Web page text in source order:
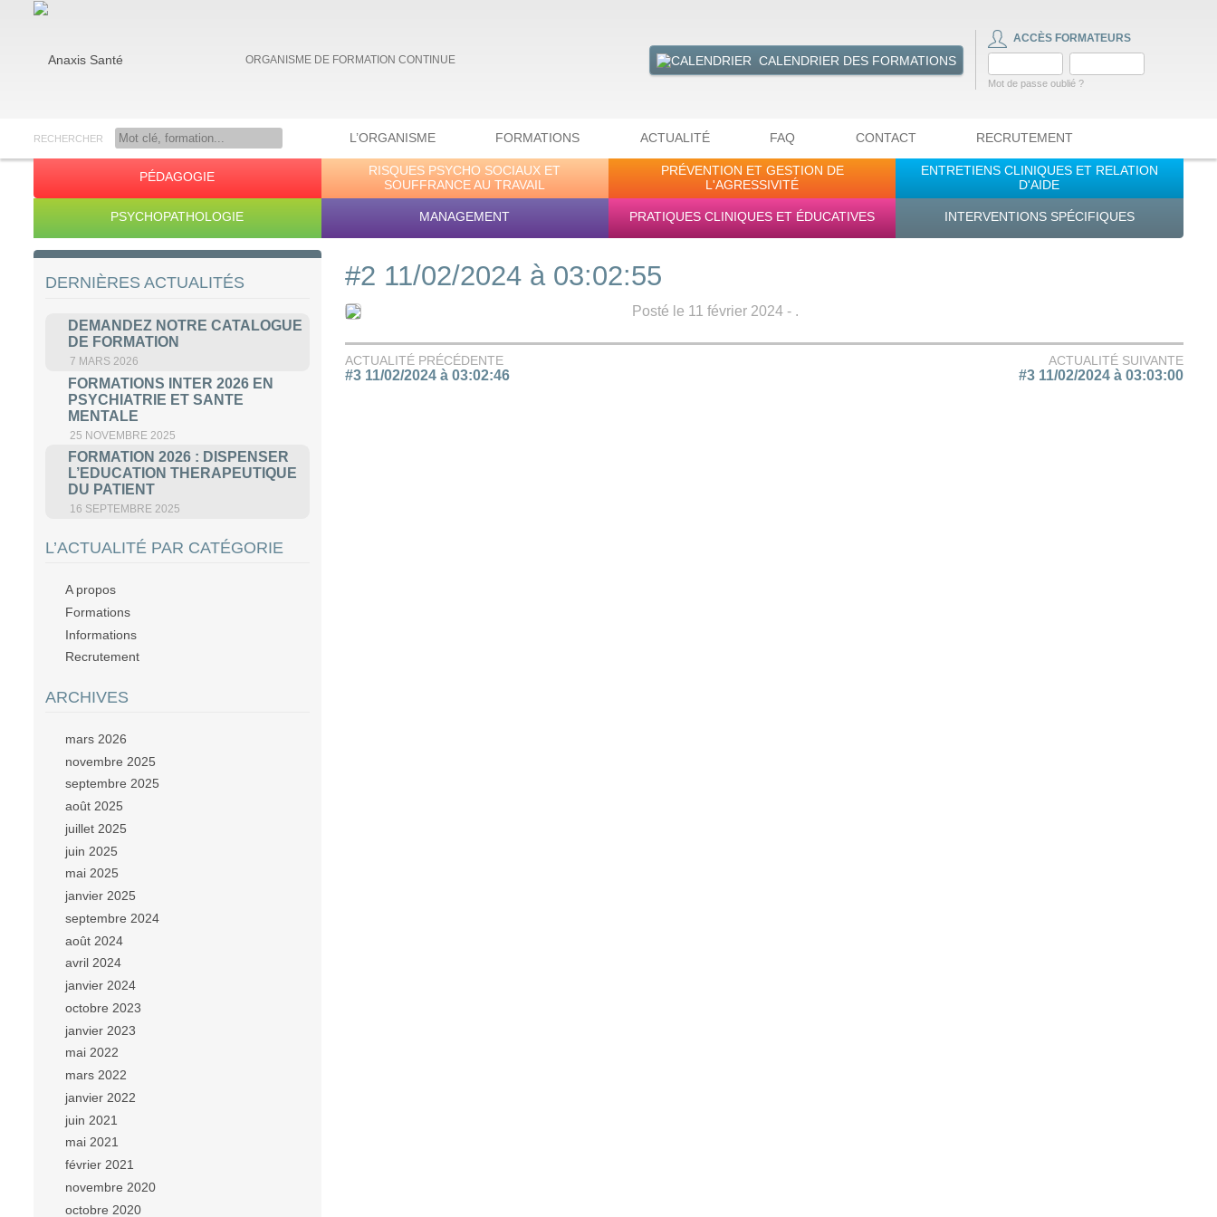
ORGANISME DE FORMATION CONTINUE CALENDRIER DES FORMATIONS
ACCÈS FORMATEURS
Mot de passe oublié ?
RECHERCHER L’ORGANISME FORMATIONS ACTUALITÉ FAQ CONTACT RECRUTEMENT
PÉDAGOGIE
RISQUES PSYCHO SOCIAUX ET
SOUFFRANCE AU TRAVAIL
PRÉVENTION ET GESTION DE
L'AGRESSIVITÉ
ENTRETIENS CLINIQUES ET RELATION
D'AIDE
PSYCHOPATHOLOGIE MANAGEMENT PRATIQUES CLINIQUES ET ÉDUCATIVES INTERVENTIONS SPÉCIFIQUES
#2 11/02/2024 à 03:02:55
Posté le 11 février 2024 - .
ACTUALITÉ PRÉCÉDENTE
#3 11/02/2024 à 03:02:46
ACTUALITÉ SUIVANTE
#3 11/02/2024 à 03:03:00
DERNIÈRES ACTUALITÉS
DEMANDEZ NOTRE CATALOGUE
DE FORMATION
7 MARS 2026
FORMATIONS INTER 2026 EN
PSYCHIATRIE ET SANTE
MENTALE
25 NOVEMBRE 2025
FORMATION 2026 : DISPENSER
L’EDUCATION THERAPEUTIQUE
DU PATIENT
16 SEPTEMBRE 2025
L’ACTUALITÉ PAR CATÉGORIE
A propos
Formations
Informations
Recrutement
ARCHIVES
mars 2026
novembre 2025
septembre 2025
août 2025
juillet 2025
juin 2025
mai 2025
janvier 2025
septembre 2024
août 2024
avril 2024
janvier 2024
octobre 2023
janvier 2023
mai 2022
mars 2022
janvier 2022
juin 2021
mai 2021
février 2021
novembre 2020
octobre 2020